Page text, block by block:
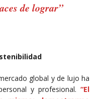
de lograr”
global y de lujo ha
y profesional. “El